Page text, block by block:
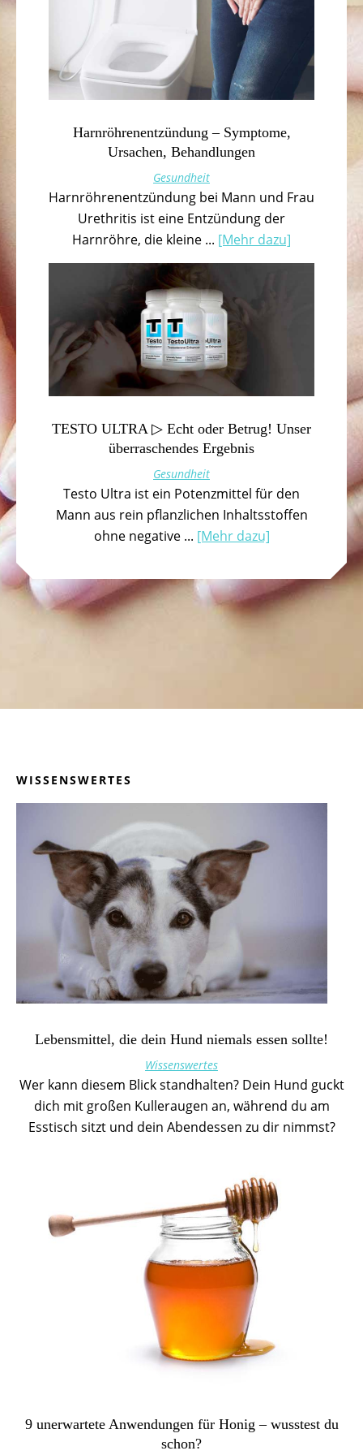
Harnröhrenentzündung – Symptome,
Ursachen, Behandlungen
Gesundheit
Harnröhrenentzündung bei Mann und Frau
Urethritis ist eine Entzündung der
Harnröhre, die kleine ... [Mehr dazu]
TESTO ULTRA ▷ Echt oder Betrug! Unser
überraschendes Ergebnis
Gesundheit
Testo Ultra ist ein Potenzmittel für den
Mann aus rein pflanzlichen Inhaltsstoffen
ohne negative ... [Mehr dazu]
WISSENSWERTES
Lebensmittel, die dein Hund niemals essen sollte!
Wissenswertes
Wer kann diesem Blick standhalten? Dein Hund guckt
dich mit großen Kulleraugen an, während du am
Esstisch sitzt und dein Abendessen zu dir nimmst?
9 unerwartete Anwendungen für Honig – wusstest du
schon?